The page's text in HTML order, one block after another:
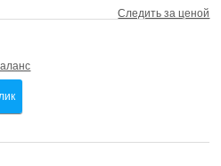
Следить за ценой